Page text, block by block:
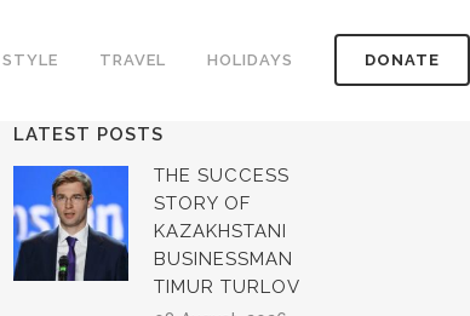
DONATE
STYLE TRAVEL HOLIDAYS
LATEST POSTS
THE SUCCESS
STORY OF
KAZAKHSTANI
BUSINESSMAN
TIMUR TURLOV